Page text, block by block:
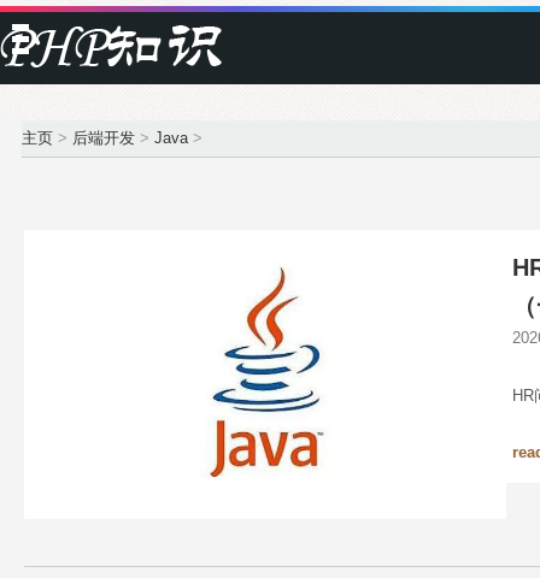
主页 > 后端开发 > Java>
HR